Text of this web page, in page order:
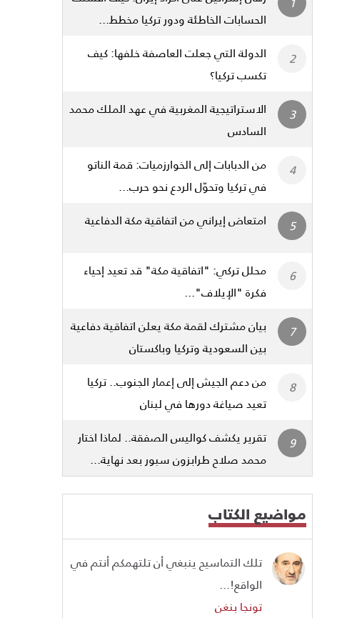
الحسابات الخاطئة ودور تركيا مخطط...
الدولة التي جعلت العاصفة خلفها: كيف
تكسب تركيا؟
الاستراتيجية المغربية في عهد الملك محمد
السادس
من الدبابات إلى الخوارزميات: قمة الناتو
في تركيا وتحوّل الردع نحو حرب...
امتعاض إيراني من اتفاقية مكة الدفاعية
محلل تركي: "اتفاقية مكة" قد تعيد إحياء
فكرة "الإيلاف"...
بيان مشترك لقمة مكة يعلن اتفاقية دفاعية
بين السعودية وتركيا وباكستان
من دعم الجيش إلى إعمار الجنوب.. تركيا
تعيد صياغة دورها في لبنان
تقرير يكشف كواليس الصفقة.. لماذا اختار
محمد صلاح طرابزون سبور بعد نهاية...
مواضيع الكتاب
تلك التماسيح ينبغي أن تلتهمكم أنتم في
الواقع!...
تونجا بنغن